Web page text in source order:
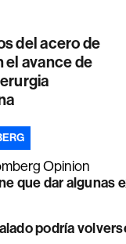
del acero de
el avance de
Opinion
que dar algunas
podría